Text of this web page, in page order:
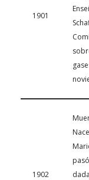
1901
1902